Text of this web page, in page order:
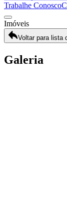
Trabalhe Conosco
Imóveis
Voltar para lista
Galeria